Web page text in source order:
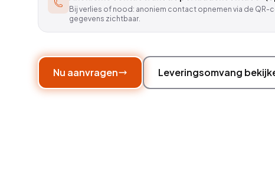
Bij verlies of nood: anoniem contact opnemen via de QR-
gegevens zichtbaar.
Nu aanvragen Leveringsomvang